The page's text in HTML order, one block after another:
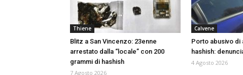
Thiene
Blitz a San Vincenzo: 23enne
arrestato dalla “locale” con 200
grammi di hashish
7 Agosto 2026
Calvene
Porto abusivo
hashish:
4 Agosto 2026